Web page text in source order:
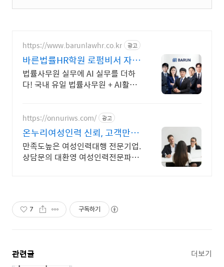
https://www.barunlawhr.co.kr 광고
바른법률HR학원 로펌비서 자격
증 국비과정
법률사무원 실무에 AI 실무를 더하
다! 국내 유일 법률사무원 + AI활용
https://onnuriws.com/ 광고
온누리여성인력 신뢰, 고객만족,
서비스
만족도높은 여성인력대행 전문기업.
상담문의 대환영 여성인력전문파견
7 구독하기
관련글 더보기